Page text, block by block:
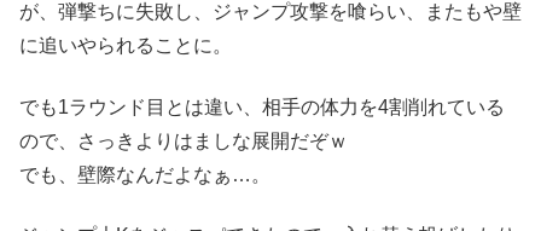
が、弾撃ちに失敗し、ジャンプ攻撃を喰らい、またもや壁
に追いやられることに。
でも1ラウンド目とは違い、相手の体力を4割削れている
ので、さっきよりはましな展開だぞｗ
でも、壁際なんだよなぁ…。